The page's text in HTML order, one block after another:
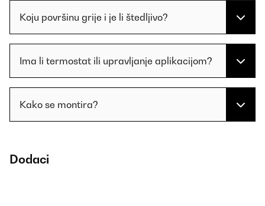
Koju površinu grije i je li štedljivo?
Ima li termostat ili upravljanje aplikacijom?
Kako se montira?
Dodaci